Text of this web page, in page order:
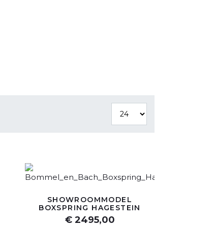
SHOWROOMMODEL
BOXSPRING HAGESTEIN
€ 2495,00